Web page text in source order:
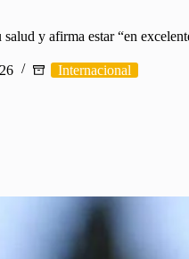
y afirma estar “en
Internacional